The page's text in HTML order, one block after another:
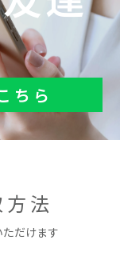
ちら
法
だけます